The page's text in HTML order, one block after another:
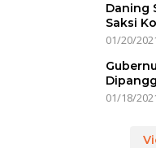
Daning
Saksi
01/20/
01/18/